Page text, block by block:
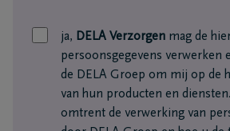
ja, DELA Verzorgen mag de
persoonsgegevens verwerken
de DELA Groep om mij op de
van hun producten en
omtrent de verwerking van